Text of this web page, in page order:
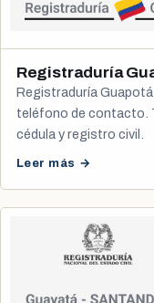
Registraduría
Registraduría
teléfono de contacto.
cédula y registro civil.
Leer más →